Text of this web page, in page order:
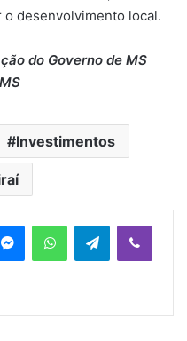
desenvolvimento local.
do Governo de MS
Investimentos
Telegram